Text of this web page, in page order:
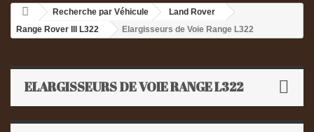
Recherche par Véhicule
Land Rover
Range Rover III L322
Elargisseurs de Voie Range L322
ELARGISSEURS DE VOIE RANGE L322